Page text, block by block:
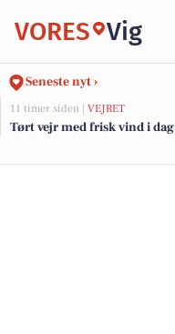
VORES Vig
Seneste nyt ›
11 timer siden | VEJRET
Tørt vejr med frisk vind i dag